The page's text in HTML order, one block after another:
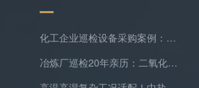
化工企业巡检设备采购案例：逸云天MS400系列苯乙烯检测仪+四合一检测仪配套落地
冶炼厂巡检20年亲历：二氧化硫隐形泄漏难察觉，便携式检测报警仪是防线